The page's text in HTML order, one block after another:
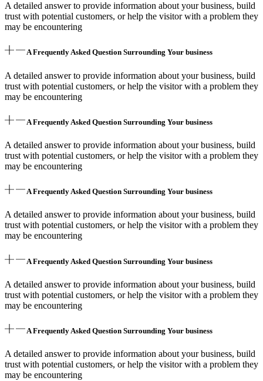
A detailed answer to provide information about your business, build
trust with potential customers, or help the visitor with a problem they
may be encountering
A Frequently Asked Question Surrounding Your business
A detailed answer to provide information about your business, build
trust with potential customers, or help the visitor with a problem they
may be encountering
A Frequently Asked Question Surrounding Your business
A detailed answer to provide information about your business, build
trust with potential customers, or help the visitor with a problem they
may be encountering
A Frequently Asked Question Surrounding Your business
A detailed answer to provide information about your business, build
trust with potential customers, or help the visitor with a problem they
may be encountering
A Frequently Asked Question Surrounding Your business
A detailed answer to provide information about your business, build
trust with potential customers, or help the visitor with a problem they
may be encountering
A Frequently Asked Question Surrounding Your business
A detailed answer to provide information about your business, build
trust with potential customers, or help the visitor with a problem they
may be encountering